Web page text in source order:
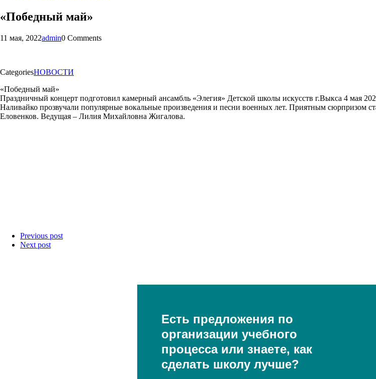
«Победный май»
11 мая, 2022admin0 Comments
CategoriesНОВОСТИ
«Победный май»
Праздничный концерт подготовил камерный ансамбль «Элегия» Детской школы искусств г.Выкса 4 мая
Наливайко прозвучали популярные вокальные произведения и песни военных лет. Приятным сюрпризом
Еловенков. Ведущая – Лилия Михайловна Жигалова.
Previous post
Next post
Есть предложения по
организации учебного
процесса или знаете, как
сделать школу лучше?